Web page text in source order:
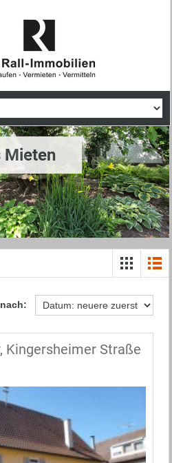
Mieten
Kingersheimer Straße